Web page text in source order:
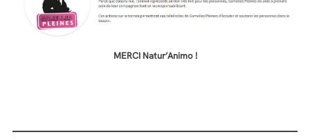
MERCI Natur’Animo !